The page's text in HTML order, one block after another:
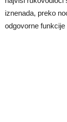
iznenada, preko
odgovorne